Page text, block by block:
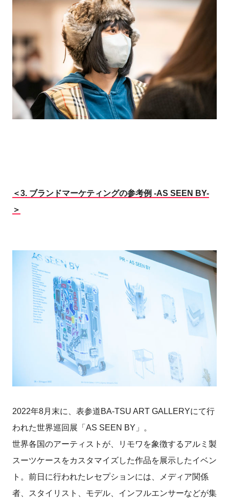
＜3. ブランドマーケティングの参考例 -AS SEEN BY-
＞
2022年8月末に、表参道BA-TSU ART GALLERYにて行
われた世界巡回展「AS SEEN BY」。
世界各国のアーティストが、リモワを象徴するアルミ製
スーツケースをカスタマイズした作品を展示したイベン
ト。前日に行われたレセプションには、メディア関係
者、スタイリスト、モデル、インフルエンサーなどが集